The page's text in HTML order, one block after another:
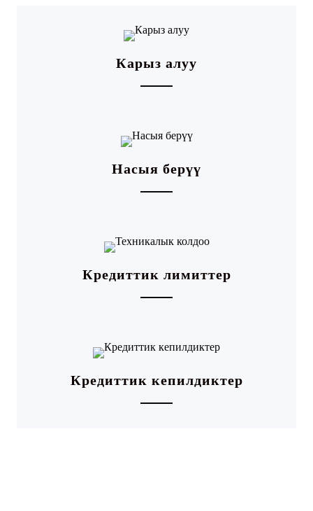
Карыз алуу
Насыя берүү
Кредиттик лимиттер
Кредиттик кепилдиктер